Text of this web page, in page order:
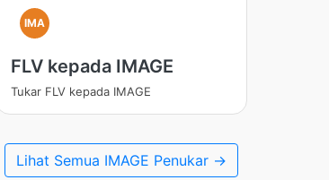
IMA
FLV kepada IMAGE
Tukar FLV kepada IMAGE
Lihat Semua IMAGE Penukar →